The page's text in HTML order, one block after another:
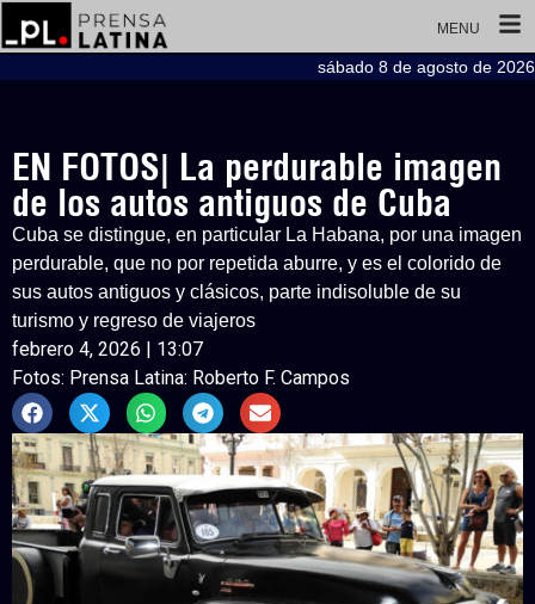
MENU
sábado 8 de agosto de 2026
EN FOTOS| La perdurable imagen
de los autos antiguos de Cuba
Cuba se distingue, en particular La Habana, por una imagen
perdurable, que no por repetida aburre, y es el colorido de
sus autos antiguos y clásicos, parte indisoluble de su
turismo y regreso de viajeros
febrero 4, 2026 | 13:07
Fotos: Prensa Latina: Roberto F. Campos